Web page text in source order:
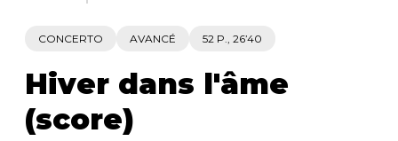
CONCERTO AVANCÉ 52 P., 26’40
Hiver dans l'âme
(score)